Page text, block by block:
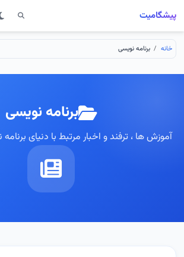
پیشگامیت
خانه برنامه نویسی
برنامه نویسی
آموزش ها ، ترفند و اخبار مرتبط با دنیای